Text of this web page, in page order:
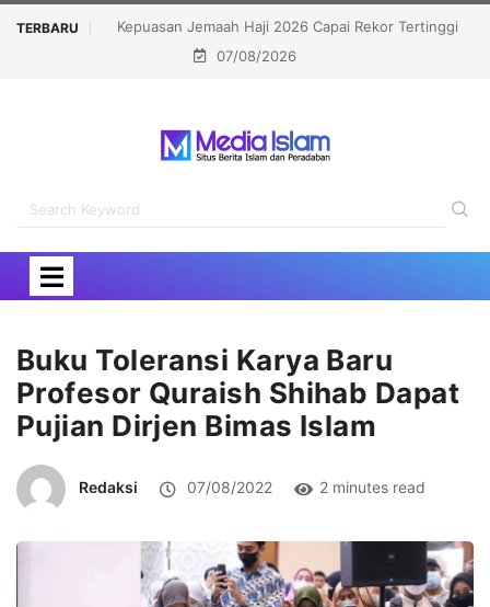
TERBARU
Tertinggi
Bongkar Siasat Israel Musnahkan Kamp Pengungsi,
OKI Kecam Serangan di Yerusalem
07/08/2026
Buku Toleransi Karya Baru
Profesor Quraish Shihab Dapat
Pujian Dirjen Bimas Islam
Redaksi 07/08/2022 2 minutes read